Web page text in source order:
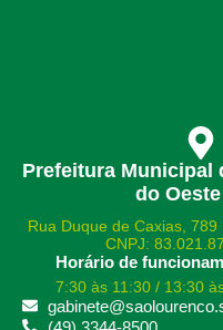
Prefeitura Municipal
do
Rua Duque de Caxias,
CNPJ:
Horário de
7:30 às 11:30 / 13:30